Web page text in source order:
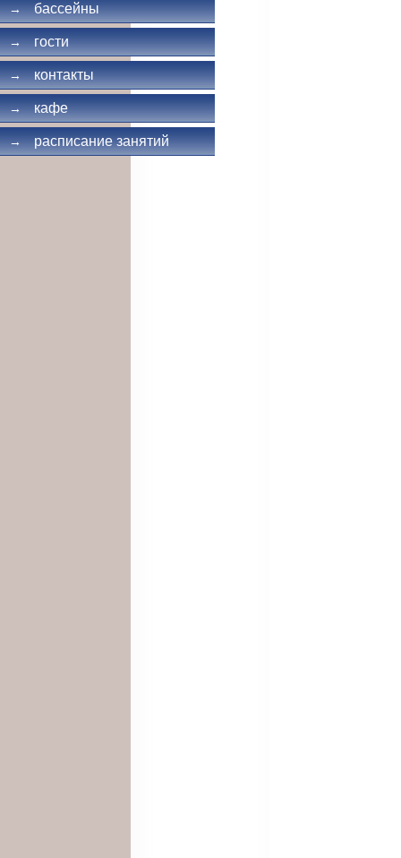
→ бассейны
→ гости
→ контакты
→ кафе
→ расписание занятий